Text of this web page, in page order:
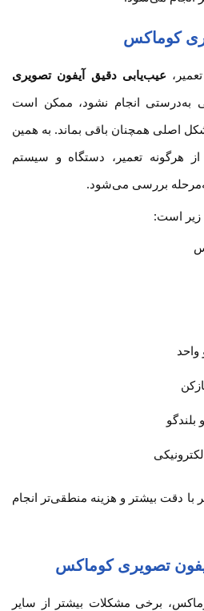
کوماکس
عیب‌یابی دقیق آیفون تصویری
به‌درستی انجام نشود، ممکن است
اصلی همچنان باقی بماند. به همین
از هرگونه تعمیر، دستگاه و سیستم
بررسی می‌شود.
زیر است:
با دقت بیشتر و هزینه منطقی‌تر انجام
تصویری کوماکس
برخی مشکلات بیشتر از سایر